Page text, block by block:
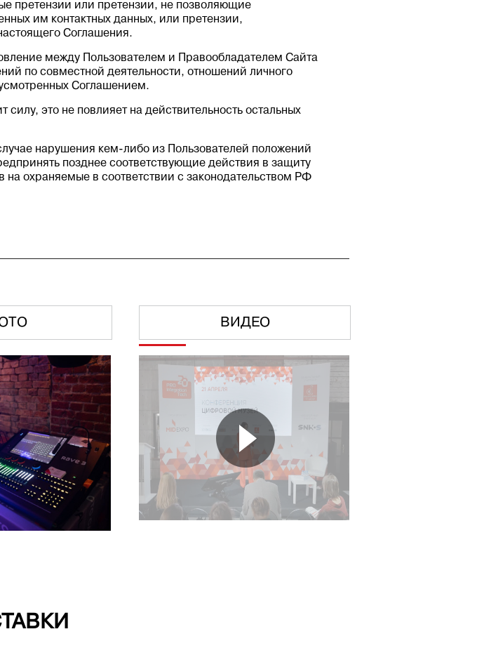
претензии или претензии, не позволяющие
им контактных данных, или претензии,
Соглашения.
между Пользователем и Правообладателем Сайта
по совместной деятельности, отношений личного
Соглашением.
это не повлияет на действительность остальных
нарушения кем-либо из Пользователей положений
позднее соответствующие действия в защиту
охраняемые в соответствии с законодательством РФ
ВИДЕО